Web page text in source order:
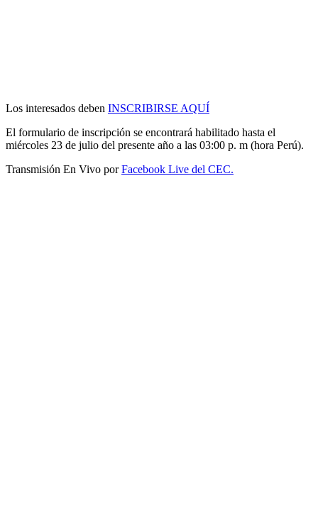
Los interesados deben INSCRIBIRSE AQUÍ
El formulario de inscripción se encontrará habilitado hasta el
miércoles 23 de julio del presente año a las 03:00 p. m (hora Perú).
Transmisión En Vivo porFacebook Live del CEC.